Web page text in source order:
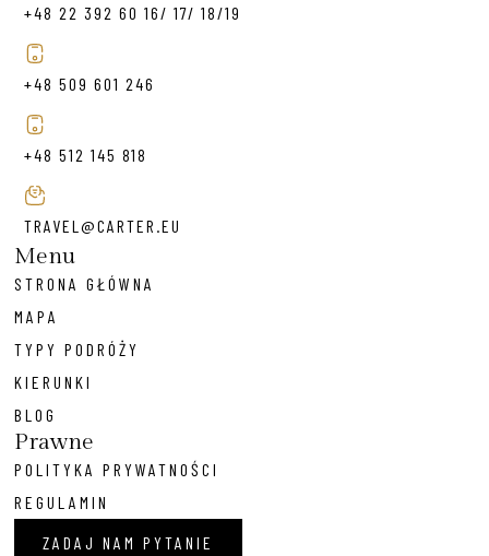
+48 22 392 60 16/ 17/ 18/19
+48 509 601 246
+48 512 145 818
TRAVEL@CARTER.EU
Menu
STRONA GŁÓWNA
MAPA
TYPY PODRÓŻY
KIERUNKI
BLOG
Prawne
POLITYKA PRYWATNOŚCI
REGULAMIN
ZADAJ NAM PYTANIE